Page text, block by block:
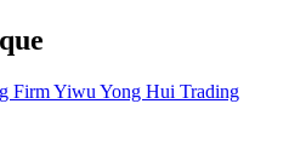
Yiwu Yong Hui Trading